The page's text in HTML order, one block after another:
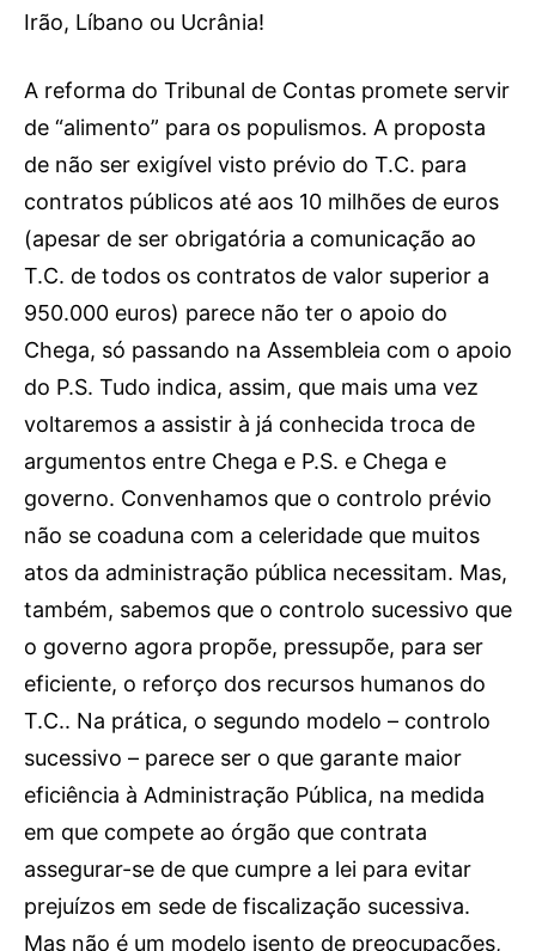
Irão, Líbano ou Ucrânia!
A reforma do Tribunal de Contas promete servir
de “alimento” para os populismos. A proposta
de não ser exigível visto prévio do T.C. para
contratos públicos até aos 10 milhões de euros
(apesar de ser obrigatória a comunicação ao
T.C. de todos os contratos de valor superior a
950.000 euros) parece não ter o apoio do
Chega, só passando na Assembleia com o apoio
do P.S. Tudo indica, assim, que mais uma vez
voltaremos a assistir à já conhecida troca de
argumentos entre Chega e P.S. e Chega e
governo. Convenhamos que o controlo prévio
não se coaduna com a celeridade que muitos
atos da administração pública necessitam. Mas,
também, sabemos que o controlo sucessivo que
o governo agora propõe, pressupõe, para ser
eficiente, o reforço dos recursos humanos do
T.C.. Na prática, o segundo modelo – controlo
sucessivo – parece ser o que garante maior
eficiência à Administração Pública, na medida
em que compete ao órgão que contrata
assegurar-se de que cumpre a lei para evitar
prejuízos em sede de fiscalização sucessiva.
Mas não é um modelo isento de preocupações,